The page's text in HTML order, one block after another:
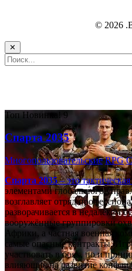
© 2026
✕
Топ Новинка! 9
Спарта 2035
Многопользовательские RPG
Спарта 2035– это тактическая
элементами глобального
возглавляет отряд
разворачивается в недалёком
вооружённые группировки
Африки, а частная военная
самые опасные контракты.
участвовать в боях, но и
влияющие на развитие